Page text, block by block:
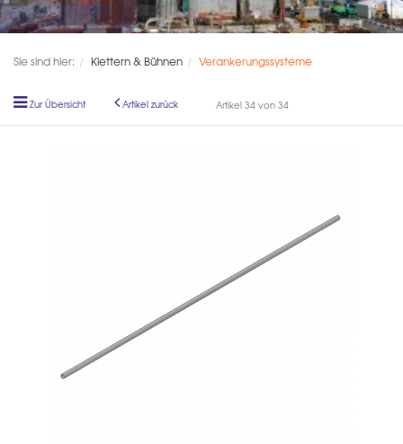
Sie sind hier: Klettern & Bühnen Verankerungssysteme
Zur Übersicht Artikel zurück Artikel 34 von 34